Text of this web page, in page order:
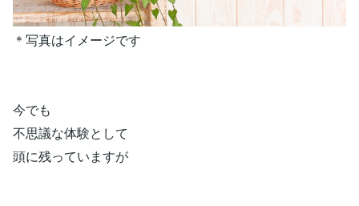
＊写真はイメージです
今でも
不思議な体験として
頭に残っていますが